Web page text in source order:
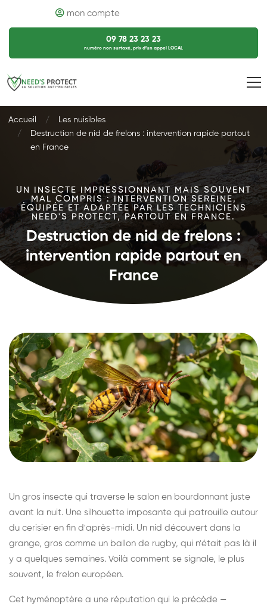
mon compte
09 78 23 23 23
numéro non surtaxé, prix d’un appel LOCAL
Accueil
Les nuisibles
Destruction de nid de frelons : intervention rapide partout
en France
UN INSECTE IMPRESSIONNANT MAIS SOUVENT
MAL COMPRIS : INTERVENTION SEREINE,
ÉQUIPÉE ET ADAPTÉE PAR LES TECHNICIENS
NEED'S PROTECT, PARTOUT EN FRANCE.
Destruction de nid de frelons :
intervention rapide partout en
France
Un gros insecte qui traverse le salon en bourdonnant juste
avant la nuit. Une silhouette imposante qui patrouille autour
du cerisier en fin d'après-midi. Un nid découvert dans la
grange, gros comme un ballon de rugby, qui n'était pas là il
y a quelques semaines. Voilà comment se signale, le plus
souvent, le frelon européen.
Cet hyménoptère a une réputation qui le précède —